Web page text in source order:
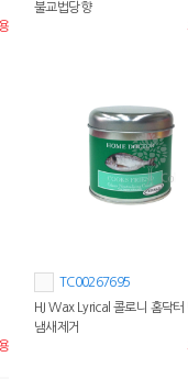
불교법당향
TC00267695
HJ Wax Lyrical 콜로니 홈닥터
냄새제거